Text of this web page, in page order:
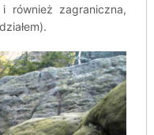
również zagraniczna,